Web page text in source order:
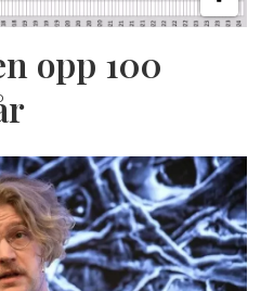
opp 100